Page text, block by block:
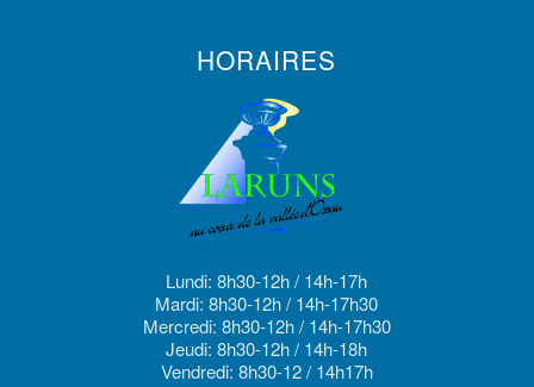
HORAIRES
Lundi: 8h30-12h / 14h-17h
Mardi: 8h30-12h / 14h-17h30
Mercredi: 8h30-12h / 14h-17h30
Jeudi: 8h30-12h / 14h-18h
Vendredi: 8h30-12 / 14h17h